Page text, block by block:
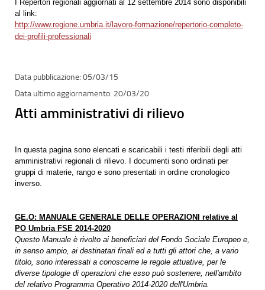
I Repertori regionali aggiornati al 12 settembre 2014 sono disponibili
al link:
http://www.regione.umbria.it/lavoro-formazione/repertorio-completo-
dei-profili-professionali
05/03/15
20/03/20
Atti amministrativi di rilievo
In questa pagina sono elencati e scaricabili i testi riferibili degli atti
amministrativi regionali di rilievo. I documenti sono ordinati per
gruppi di materie, rango e sono presentati in ordine cronologico
inverso.
GE.O: MANUALE GENERALE DELLE OPERAZIONI relative al
PO Umbria FSE 2014-2020
Questo Manuale è rivolto ai beneficiari del Fondo Sociale Europeo e,
in senso ampio, ai destinatari finali ed a tutti gli attori che, a vario
titolo, sono interessati a conoscerne le regole attuative, per le
diverse tipologie di operazioni che esso può sostenere, nell'ambito
del relativo Programma Operativo 2014-2020 dell'Umbria.